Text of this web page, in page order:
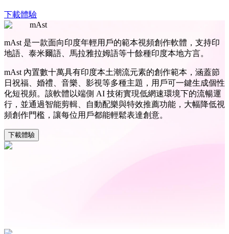
下載體驗
mAst
mAst 是一款面向印度年輕用戶的範本視頻創作軟體，支持印
地語、泰米爾語、馬拉雅拉姆語等十餘種印度本地方言。
mAst 內置數十萬具有印度本土潮流元素的創作範本，涵蓋節
日祝福、婚禮、音樂、影視等多種主題，用戶可一鍵生成個性
化短視頻。該軟體以端側 AI 技術實現低網速環境下的流暢運
行，並通過智能剪輯、自動配樂與特效推薦功能，大幅降低視
頻創作門檻，讓每位用戶都能輕鬆表達創意。
下載體驗